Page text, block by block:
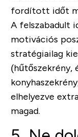
fordított időt
A felszabadult
motivációs
stratégiailag
(hűtőszekrény,
elhelyezve
magad.